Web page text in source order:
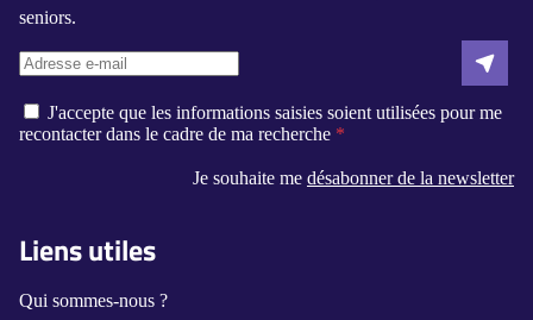
seniors.
J'accepte que les informations saisies soient utilisées pour me
recontacter dans le cadre de ma recherche
Je souhaite me désabonner de la newsletter
Liens utiles
Qui sommes-nous ?